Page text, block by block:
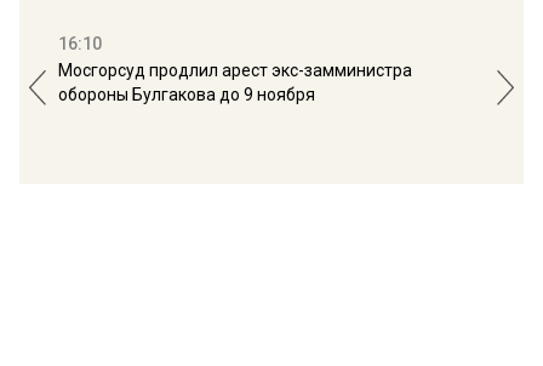
16:10
Мосгорсуд продлил арест экс-замминистра
обороны Булгакова до 9 ноября